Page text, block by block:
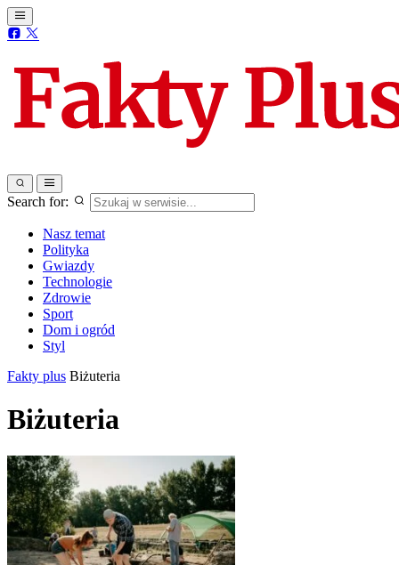
Search for:
Nasz temat
Polityka
Gwiazdy
Technologie
Zdrowie
Sport
Dom i ogród
Styl
Fakty plus Biżuteria
Biżuteria